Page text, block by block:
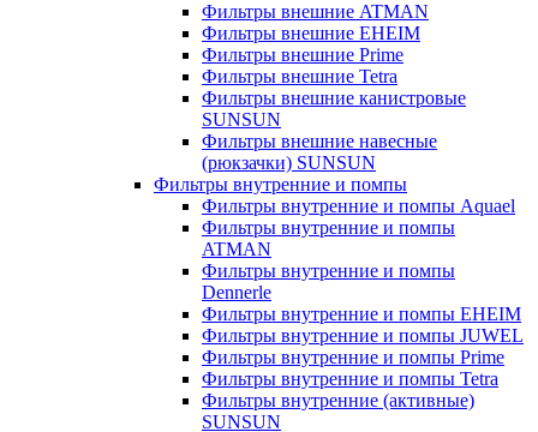
Фильтры внешние ATMAN
Фильтры внешние EHEIM
Фильтры внешние Prime
Фильтры внешние Tetra
Фильтры внешние канистровые
SUNSUN
Фильтры внешние навесные
(рюкзачки) SUNSUN
Фильтры внутренние и помпы
Фильтры внутренние и помпы Aquael
Фильтры внутренние и помпы
ATMAN
Фильтры внутренние и помпы
Dennerle
Фильтры внутренние и помпы EHEIM
Фильтры внутренние и помпы JUWEL
Фильтры внутренние и помпы Prime
Фильтры внутренние и помпы Tetra
Фильтры внутренние (активные)
SUNSUN